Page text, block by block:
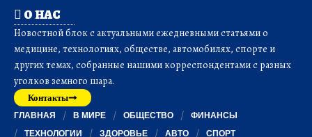
О НАС
Новостной блок с актуальными ежедневными статьями о
медицине, технологиях, обществе, автомобилях, спорте и
других темах, собранные нашими корреспондентами с разных
уголков земного шара.
Контакты
ГЛАВНАЯ В МИРЕ ОБЩЕСТВО
ФИНАНСЫ
ТЕХНОЛОГИИ
ЗДОРОВЬЕ АВТО СПОРТ